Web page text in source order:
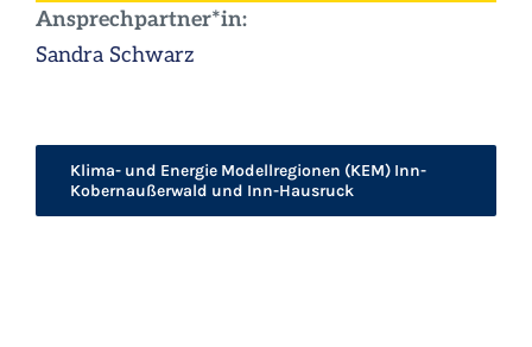
Ansprechpartner*in:
Sandra Schwarz
Klima- und Energie Modellregionen (KEM) Inn-
Kobernaußerwald und Inn-Hausruck